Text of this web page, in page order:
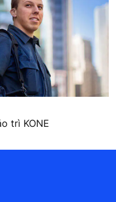
trì KONE